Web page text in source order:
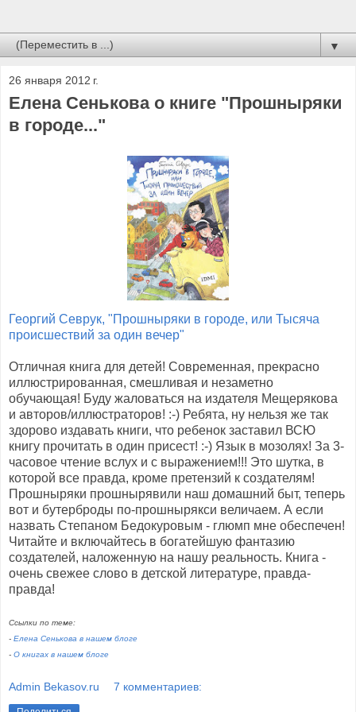
▼
26 января 2012 г.
Елена Сенькова о книге "Прошныряки
в городе..."
Георгий Севрук, "Прошныряки в городе, или Тысяча
происшествий за один вечер"
Отличная книга для детей! Современная, прекрасно
иллюстрированная, смешливая и незаметно
обучающая! Буду жаловаться на издателя Мещерякова
и авторов/иллюстраторов! :-) Ребята, ну нельзя же так
здорово издавать книги, что ребенок заставил ВСЮ
книгу прочитать в один присест! :-) Язык в мозолях! За 3-
часовое чтение вслух и с выражением!!! Это шутка, в
которой все правда, кроме претензий к создателям!
Прошныряки прошнырявили наш домашний быт, теперь
вот и бутерброды по-прошнырякси величаем. А если
назвать Степаном Бедокуровым - глюмп мне обеспечен!
Читайте и включайтесь в богатейшую фантазию
создателей, наложенную на нашу реальность. Книга -
очень свежее слово в детской литературе, правда-
правда!
Ссылки по теме:
- Елена Сенькова в нашем блоге
- О книгах в нашем блоге
Admin Bekasov.ru 7 комментариев: